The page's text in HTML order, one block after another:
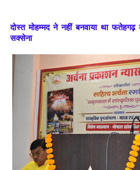
दोस्त मोहम्मद ने नहीं बनवाया था फतेहगढ़
सक्सेना